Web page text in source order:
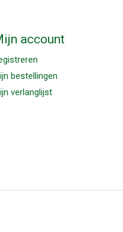
account
bestellingen
verlanglijst